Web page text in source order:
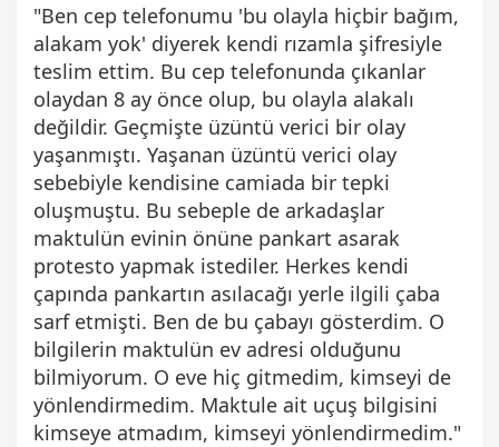
"Ben cep telefonumu 'bu olayla hiçbir bağım,
alakam yok' diyerek kendi rızamla şifresiyle
teslim ettim. Bu cep telefonunda çıkanlar
olaydan 8 ay önce olup, bu olayla alakalı
değildir. Geçmişte üzüntü verici bir olay
yaşanmıştı. Yaşanan üzüntü verici olay
sebebiyle kendisine camiada bir tepki
oluşmuştu. Bu sebeple de arkadaşlar
maktulün evinin önüne pankart asarak
protesto yapmak istediler. Herkes kendi
çapında pankartın asılacağı yerle ilgili çaba
sarf etmişti. Ben de bu çabayı gösterdim. O
bilgilerin maktulün ev adresi olduğunu
bilmiyorum. O eve hiç gitmedim, kimseyi de
yönlendirmedim. Maktule ait uçuş bilgisini
kimseye atmadım, kimseyi yönlendirmedim."